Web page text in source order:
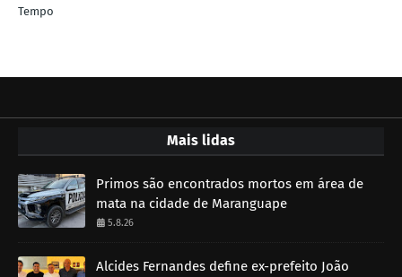
Tempo
Mais lidas
Primos são encontrados mortos em área de
mata na cidade de Maranguape
5.8.26
Alcides Fernandes define ex-prefeito João